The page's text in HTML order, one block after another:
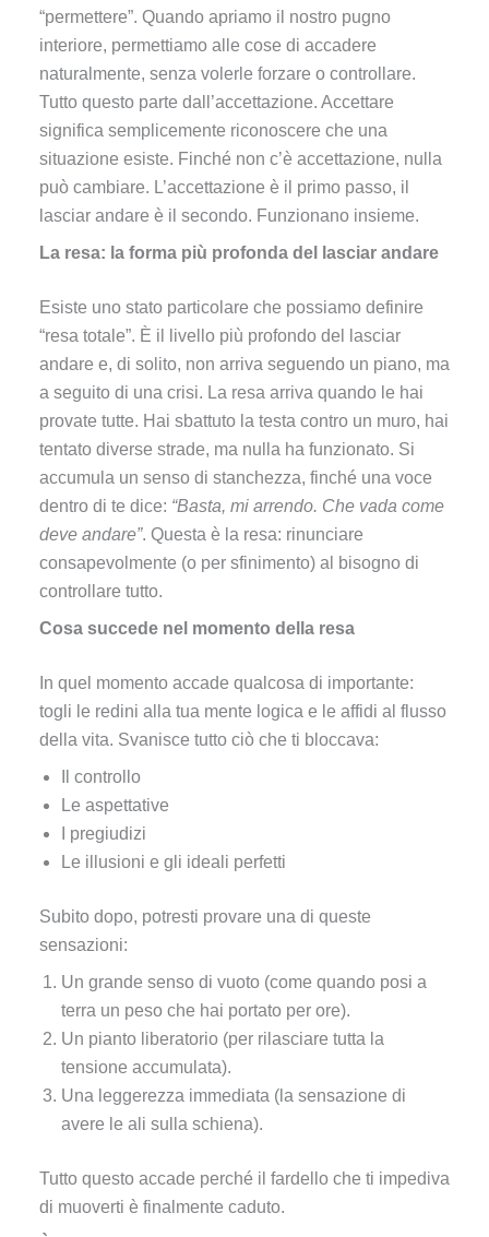
“permettere”. Quando apriamo il nostro pugno
interiore, permettiamo alle cose di accadere
naturalmente, senza volerle forzare o controllare.
Tutto questo parte dall’accettazione. Accettare
significa semplicemente riconoscere che una
situazione esiste. Finché non c’è accettazione, nulla
può cambiare. L’accettazione è il primo passo, il
lasciar andare è il secondo. Funzionano insieme.
La resa: la forma più profonda del lasciar andare
Esiste uno stato particolare che possiamo definire
“resa totale”. È il livello più profondo del lasciar
andare e, di solito, non arriva seguendo un piano, ma
a seguito di una crisi. La resa arriva quando le hai
provate tutte. Hai sbattuto la testa contro un muro, hai
tentato diverse strade, ma nulla ha funzionato. Si
accumula un senso di stanchezza, finché una voce
dentro di te dice: “Basta, mi arrendo. Che vada come
deve andare”. Questa è la resa: rinunciare
consapevolmente (o per sfinimento) al bisogno di
controllare tutto.
Cosa succede nel momento della resa
In quel momento accade qualcosa di importante:
togli le redini alla tua mente logica e le affidi al flusso
della vita. Svanisce tutto ciò che ti bloccava:
Il controllo
Le aspettative
I pregiudizi
Le illusioni e gli ideali perfetti
Subito dopo, potresti provare una di queste
sensazioni:
Un grande senso di vuoto (come quando posi a
terra un peso che hai portato per ore).
Un pianto liberatorio (per rilasciare tutta la
tensione accumulata).
Una leggerezza immediata (la sensazione di
avere le ali sulla schiena).
Tutto questo accade perché il fardello che ti impediva
di muoverti è finalmente caduto.